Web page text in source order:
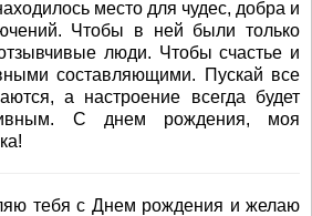
место для чудес, добра и
Чтобы в ней были только
люди. Чтобы счастье и
составляющими. Пускай все
а настроение всегда будет
С днем рождения, моя
тебя с Днем рождения и желаю